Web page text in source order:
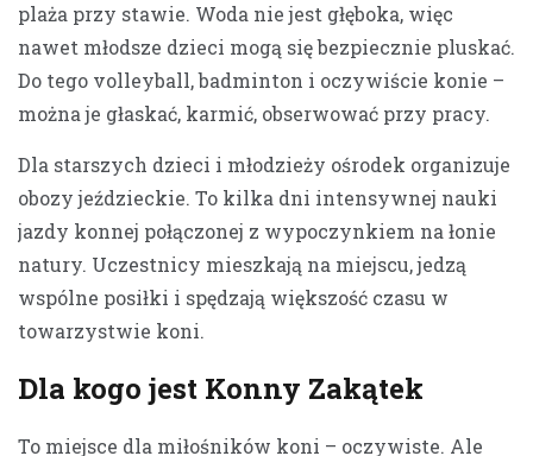
plaża przy stawie. Woda nie jest głęboka, więc
nawet młodsze dzieci mogą się bezpiecznie pluskać.
Do tego volleyball, badminton i oczywiście konie –
można je głaskać, karmić, obserwować przy pracy.
Dla starszych dzieci i młodzieży ośrodek organizuje
obozy jeździeckie. To kilka dni intensywnej nauki
jazdy konnej połączonej z wypoczynkiem na łonie
natury. Uczestnicy mieszkają na miejscu, jedzą
wspólne posiłki i spędzają większość czasu w
towarzystwie koni.
Dla kogo jest Konny Zakątek
To miejsce dla miłośników koni – oczywiste. Ale